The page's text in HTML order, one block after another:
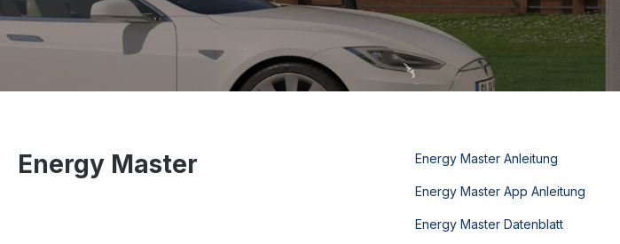
Energy Master Energy Master Anleitung
Energy Master App Anleitung
Energy Master Datenblatt